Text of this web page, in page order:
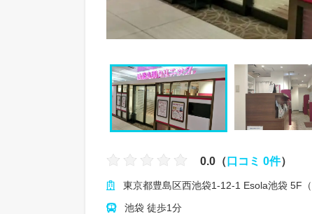
0.0（ 口コミ 0件）
東京都豊島区西池袋1-12-1 Esola池袋 5F（
池袋 徒歩1分